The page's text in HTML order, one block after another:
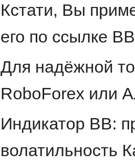
Кстати, Вы
его по ссылке
Для надёжной
RoboForex или
Индикатор ВВ:
волатильность